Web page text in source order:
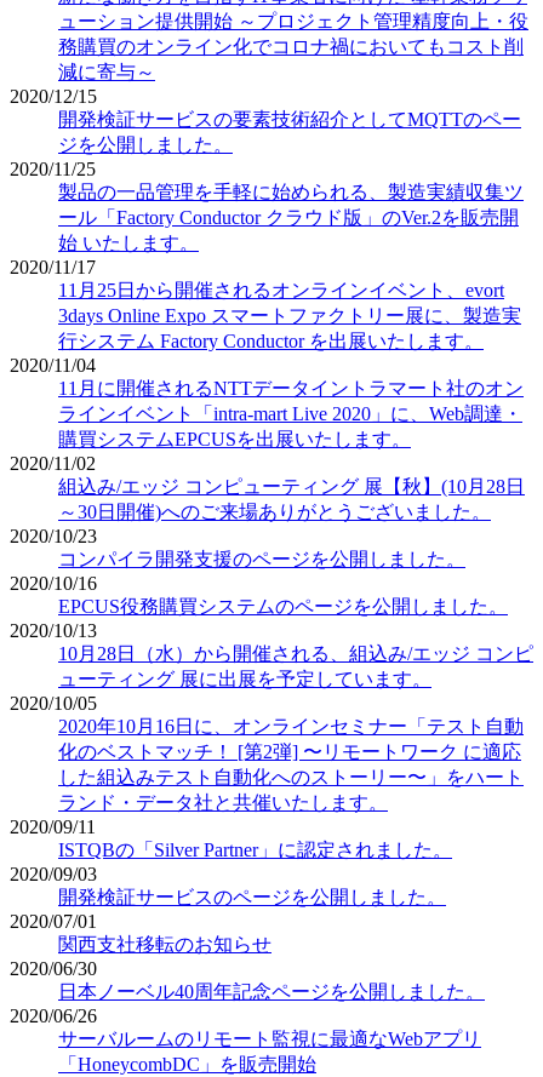
ューション提供開始 ～プロジェクト管理精度向上・役
務購買のオンライン化でコロナ禍においてもコスト削
減に寄与～
2020/12/15
開発検証サービスの要素技術紹介としてMQTTのペー
ジを公開しました。
2020/11/25
製品の一品管理を手軽に始められる、製造実績収集ツ
ール「Factory Conductor クラウド版」のVer.2を販売開
始 いたします。
2020/11/17
11月25日から開催されるオンラインイベント、evort
3days Online Expo スマートファクトリー展に、製造実
行システム Factory Conductor を出展いたします。
2020/11/04
11月に開催されるNTTデータイントラマート社のオン
ラインイベント「intra-mart Live 2020」に、Web調達・
購買システムEPCUSを出展いたします。
2020/11/02
組込み/エッジ コンピューティング 展【秋】(10月28日
～30日開催)へのご来場ありがとうございました。
2020/10/23
コンパイラ開発支援のページを公開しました。
2020/10/16
EPCUS役務購買システムのページを公開しました。
2020/10/13
10月28日（水）から開催される、組込み/エッジ コンピ
ューティング 展に出展を予定しています。
2020/10/05
2020年10月16日に、オンラインセミナー「テスト自動
化のベストマッチ！ [第2弾] 〜リモートワーク に適応
した組込みテスト自動化へのストーリー〜」をハート
ランド・データ社と共催いたします。
2020/09/11
ISTQBの「Silver Partner」に認定されました。
2020/09/03
開発検証サービスのページを公開しました。
2020/07/01
関西支社移転のお知らせ
2020/06/30
日本ノーベル40周年記念ページを公開しました。
2020/06/26
サーバルームのリモート監視に最適なWebアプリ
「HoneycombDC」を販売開始